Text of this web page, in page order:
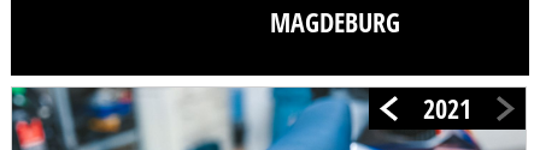
MAGDEBURG
2021